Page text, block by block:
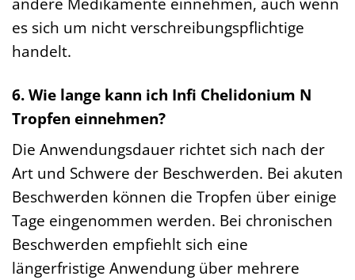
es sich um nicht verschreibungspflichtige
handelt.
6. Wie lange kann ich Infi Chelidonium N
Tropfen einnehmen?
Die Anwendungsdauer richtet sich nach der
Art und Schwere der Beschwerden. Bei akuten
Beschwerden können die Tropfen über einige
Tage eingenommen werden. Bei chronischen
Beschwerden empfiehlt sich eine
längerfristige Anwendung über mehrere